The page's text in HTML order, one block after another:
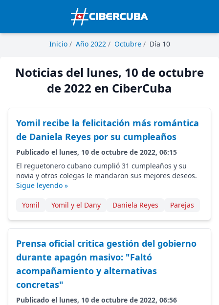
Inicio / Año 2022 / Octubre / Día 10
Noticias del lunes, 10 de octubre
de 2022 en CiberCuba
Yomil recibe la felicitación más romántica
de Daniela Reyes por su cumpleaños
Publicado el lunes, 10 de octubre de 2022, 06:15
El reguetonero cubano cumplió 31 cumpleaños y su
novia y otros colegas le mandaron sus mejores deseos.
Sigue leyendo »
Yomil Yomil y el Dany Daniela Reyes Parejas
Prensa oficial critica gestión del gobierno
durante apagón masivo: "Faltó
acompañamiento y alternativas
concretas"
Publicado el lunes, 10 de octubre de 2022, 06:56